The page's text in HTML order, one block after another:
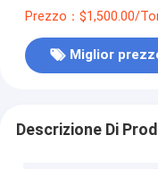
d'antiquariato di
Prezzo：$1,500.00/
Miglior
Descrizione Di